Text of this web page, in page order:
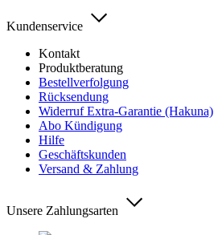
Kundenservice
Kontakt
Produktberatung
Bestellverfolgung
Rücksendung
Widerruf Extra-Garantie (Hakuna)
Abo Kündigung
Hilfe
Geschäftskunden
Versand & Zahlung
Unsere Zahlungsarten